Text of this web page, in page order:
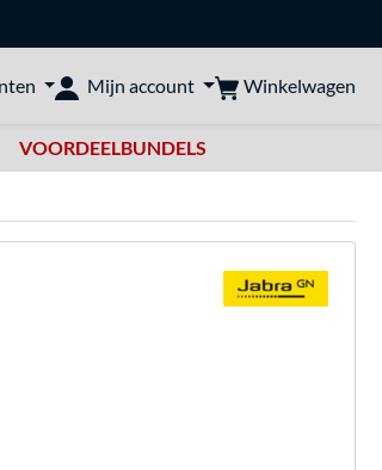
Mijn account Winkelwagen
VOORDEELBUNDELS